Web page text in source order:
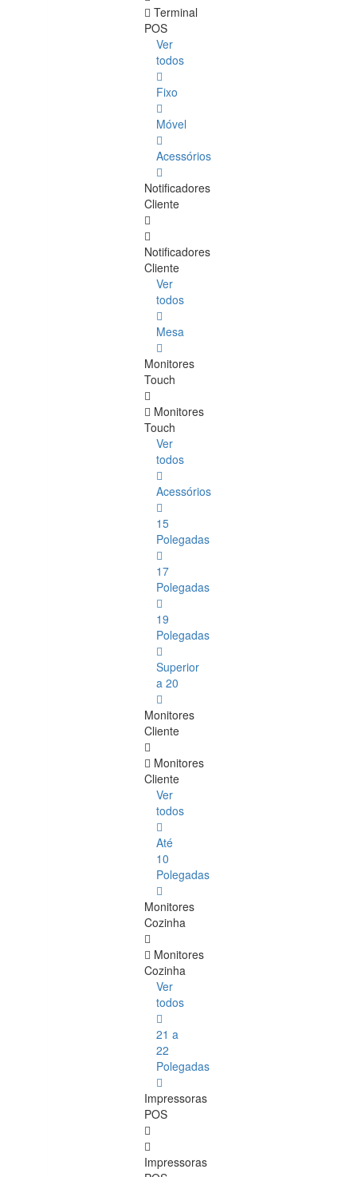
Terminal
POS
Ver
todos
Fixo
Móvel
Acessórios
Notificadores
Cliente
Notificadores
Cliente
Ver
todos
Mesa
Monitores
Touch
Monitores
Touch
Ver
todos
Acessórios
15
Polegadas
17
Polegadas
19
Polegadas
Superior
a 20
Monitores
Cliente
Monitores
Cliente
Ver
todos
Até
10
Polegadas
Monitores
Cozinha
Monitores
Cozinha
Ver
todos
21 a
22
Polegadas
Impressoras
POS
Impressoras